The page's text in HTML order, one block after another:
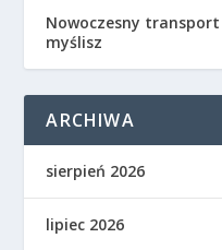
​Nowoczesny
myślisz
ARCHIWA
sierpień 2026
lipiec 2026